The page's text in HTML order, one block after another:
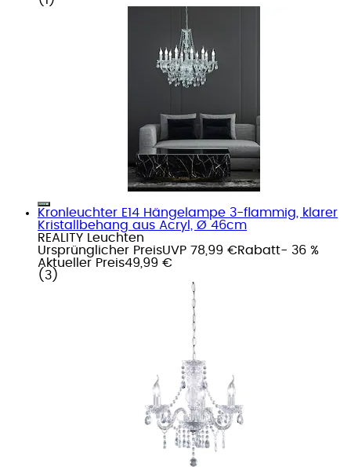
Kronleuchter E14 Hängelampe 3-flammig, klarer
Kristallbehang aus Acryl, Ø 46cm
REALITY Leuchten
Ursprünglicher PreisUVP 78,99 €Rabatt- 36 %
Aktueller Preis49,99 €
( 3 )